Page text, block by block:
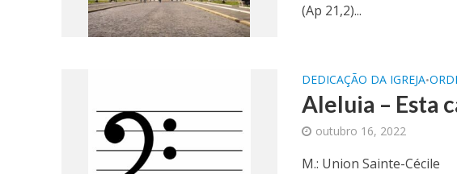
(Ap 21,2)...
DEDICAÇÃO DA IGREJA•
Aleluia – Esta
outubro 16, 2022
M.: Union Sainte-Cécile